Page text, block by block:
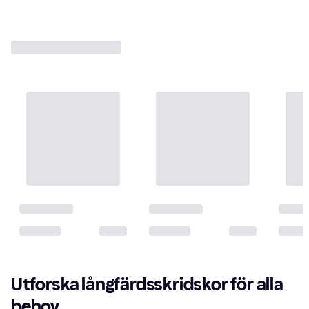
Utforska långfärdsskridskor för alla